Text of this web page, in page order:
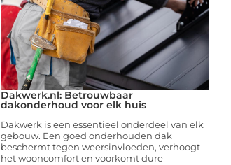
Dakwerk.nl: Betrouwbaar
dakonderhoud voor elk huis
Dakwerk is een essentieel onderdeel van elk
gebouw. Een goed onderhouden dak
beschermt tegen weersinvloeden, verhoogt
het wooncomfort en voorkomt dure